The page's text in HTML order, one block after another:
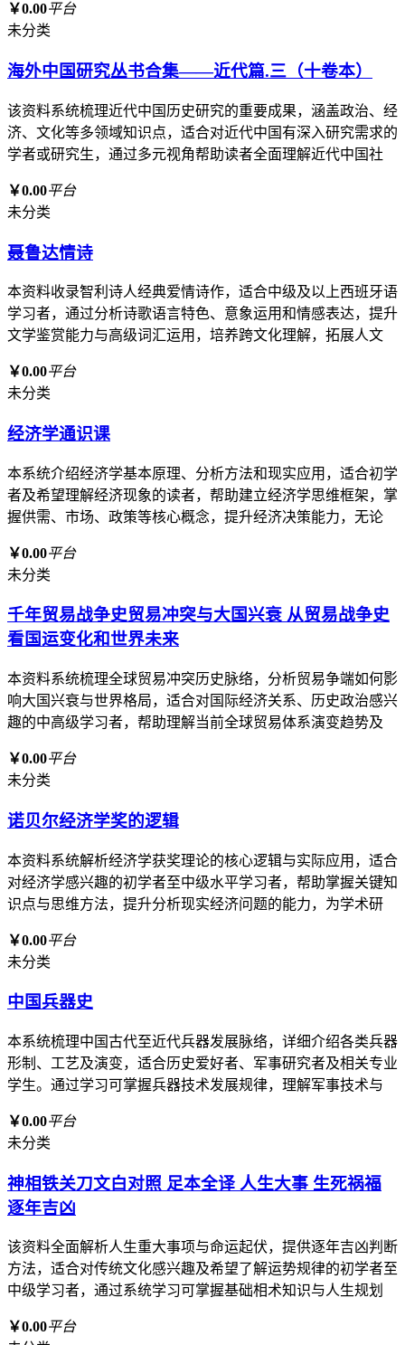
￥0.00平台
未分类
海外中国研究丛书合集——近代篇.三（十卷本）
该资料系统梳理近代中国历史研究的重要成果，涵盖政治、经
济、文化等多领域知识点，适合对近代中国有深入研究需求的
学者或研究生，通过多元视角帮助读者全面理解近代中国社
￥0.00平台
未分类
聂鲁达情诗
本资料收录智利诗人经典爱情诗作，适合中级及以上西班牙语
学习者，通过分析诗歌语言特色、意象运用和情感表达，提升
文学鉴赏能力与高级词汇运用，培养跨文化理解，拓展人文
￥0.00平台
未分类
经济学通识课
本系统介绍经济学基本原理、分析方法和现实应用，适合初学
者及希望理解经济现象的读者，帮助建立经济学思维框架，掌
握供需、市场、政策等核心概念，提升经济决策能力，无论
￥0.00平台
未分类
千年贸易战争史贸易冲突与大国兴衰 从贸易战争史
看国运变化和世界未来
本资料系统梳理全球贸易冲突历史脉络，分析贸易争端如何影
响大国兴衰与世界格局，适合对国际经济关系、历史政治感兴
趣的中高级学习者，帮助理解当前全球贸易体系演变趋势及
￥0.00平台
未分类
诺贝尔经济学奖的逻辑
本资料系统解析经济学获奖理论的核心逻辑与实际应用，适合
对经济学感兴趣的初学者至中级水平学习者，帮助掌握关键知
识点与思维方法，提升分析现实经济问题的能力，为学术研
￥0.00平台
未分类
中国兵器史
本系统梳理中国古代至近代兵器发展脉络，详细介绍各类兵器
形制、工艺及演变，适合历史爱好者、军事研究者及相关专业
学生。通过学习可掌握兵器技术发展规律，理解军事技术与
￥0.00平台
未分类
神相铁关刀文白对照 足本全译 人生大事 生死祸福
逐年吉凶
该资料全面解析人生重大事项与命运起伏，提供逐年吉凶判断
方法，适合对传统文化感兴趣及希望了解运势规律的初学者至
中级学习者，通过系统学习可掌握基础相术知识与人生规划
￥0.00平台